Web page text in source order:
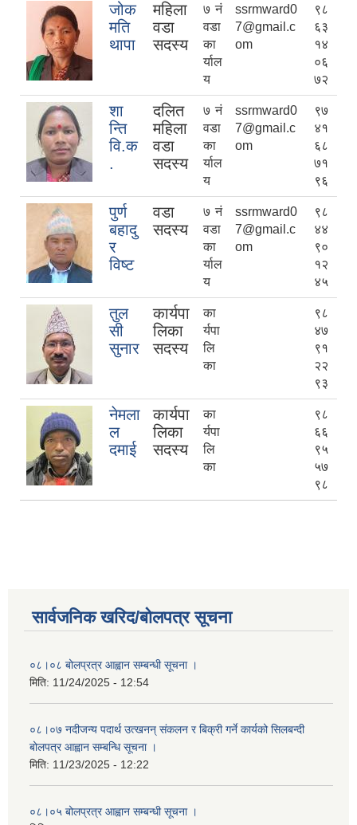
जोक
मति
थापा
महिला
वडा
सदस्य
७ नं
वडा
का
र्याल
य
ssrmward0
7@gmail.c
om
९८
६३
१४
०६
७२
शा
न्ति
वि.क
.
दलित
महिला
वडा
सदस्य
७ नं
वडा
का
र्याल
य
ssrmward0
7@gmail.c
om
९७
४१
६८
७१
९६
पुर्ण
बहादु
र
विष्ट
वडा
सदस्य
७ नं
वडा
का
र्याल
य
ssrmward0
7@gmail.c
om
९८
४४
९०
१२
४५
तुल
सी
सुनार
कार्यपा
लिका
सदस्य
का
र्यपा
लि
का
९८
४७
९१
२२
९३
नेमला
ल
दमाई
कार्यपा
लिका
सदस्य
का
र्यपा
लि
का
९८
६६
९५
५७
९८
सार्वजनिक खरिद/बोलपत्र सूचना
०८।०८ बोलप्रत्र आह्वान सम्बन्धी सूचना ।
मिति: 11/24/2025 - 12:54
०८।०७ नदीजन्य पदार्थ उत्खनन् संकलन र बिक्री गर्ने कार्यको सिलबन्दी
बोलपत्र आह्वान सम्बन्धि सूचना ।
मिति: 11/23/2025 - 12:22
०८।०५ बोलप्रत्र आह्वान सम्बन्धी सूचना ।